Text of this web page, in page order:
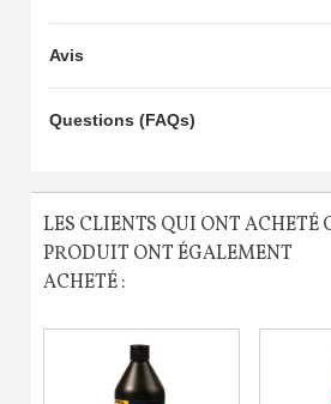
Partagez vos créations et obtenez
Retour produits sous 14
Réduction de 5€ sur la
10€ de bon d'achat pour
Inscription à la newsletter : 5€
Avis
Questions (FAQs)
LES CLIENTS QUI ONT ACHETÉ
PRODUIT ONT ÉGALEMENT
ACHETÉ :